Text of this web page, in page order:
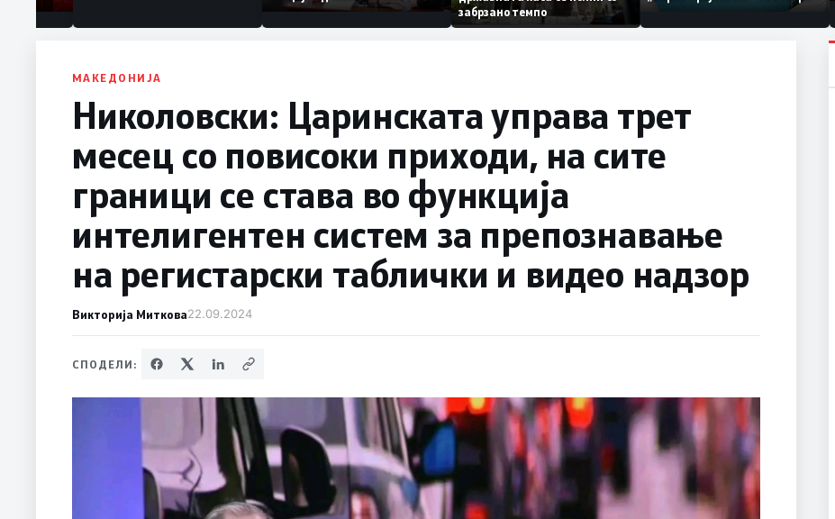
Коридор 8, Македонија
станува раскрсница на
забрзано темпо
по штетите од невремето
МАКЕДОНИЈА
Николовски: Царинската управа трет
месец со повисоки приходи, на сите
граници се става во функција
интелигентен систем за препознавање
на регистарски таблички и видео надзор
Викторија Миткова22.09.2024
СПОДЕЛИ: